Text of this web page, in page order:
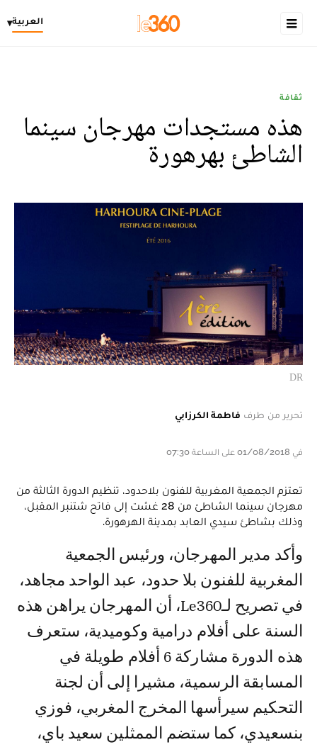
العربية▾
ثقافة
هذه مستجدات مهرجان سينما
الشاطئ بهرهورة
DR
تحرير من طرف فاطمة الكرزابي
في 01/08/2018 على الساعة 07:30
تعتزم الجمعية المغربية للفنون بلاحدود، تنظيم الدورة الثالثة من
مهرجان سينما الشاطئ من 28 غشت إلى فاتح شتنبر المقبل،
وذلك بشاطئ سيدي العابد بمدينة الهرهورة.
وأكد مدير المهرجان، ورئيس الجمعية
المغربية للفنون بلا حدود، عبد الواحد مجاهد،
في تصريح لـLe360، أن المهرجان يراهن هذه
السنة على أفلام درامية وكوميدية، ستعرف
هذه الدورة مشاركة 6 أفلام طويلة في
المسابقة الرسمية، مشيرا إلى أن لجنة
التحكيم سيرأسها المخرج المغربي، فوزي
بنسعيدي، كما ستضم الممثلين سعيد باي،